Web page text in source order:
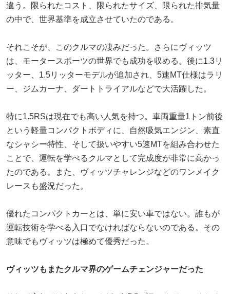
違う。限られたコスト、限られたサイズ、限られた排気量
の中で、世界基準を成立させていたのである。
それこそが、このクルマの凄みだった。さらにヴィッツ
は、モータースポーツの世界でも成功を収める。後に1.3リ
ッター、1.5リッターモデルが追加され、5速MT仕様はラリ
ー、ジムカーナ、ダートトライアルなどで大活躍した。
特に1.5RSは現在でも高い人気を持つ。車両重量1トン前後
という軽量コンパクトボディに、自然吸気エンジン、素直
なシャシー特性、そして扱いやすい5速MTを組み合わせた
ことで、運転を学べるクルマとして完成度が非常に高かっ
たのである。また、ヴィッツチャレンジなどのワンメイク
レースも盛況だった。
優れたコンパクトカーとは、単に安い車ではない。誰もが
運転技術を学べる入口でなければならないのである。その
意味でもヴィッツは極めて優秀だった。
ヴィッツもまたクルマ界のゲームチェンジャーだった